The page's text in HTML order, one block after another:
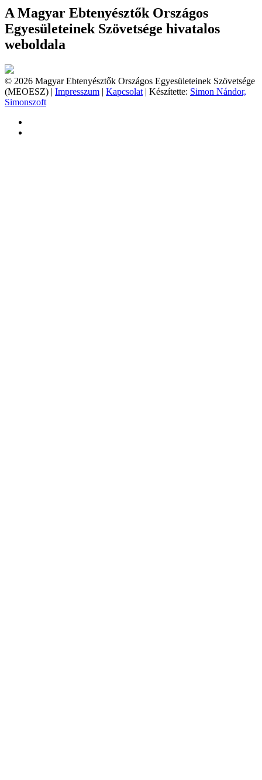
A Magyar Ebtenyésztők Országos
Egyesületeinek Szövetsége hivatalos
weboldala
© 2026 Magyar Ebtenyésztők Országos Egyesületeinek Szövetsége
(MEOESZ) | Impresszum | Kapcsolat | Készítette: Simon Nándor,
Simonszoft